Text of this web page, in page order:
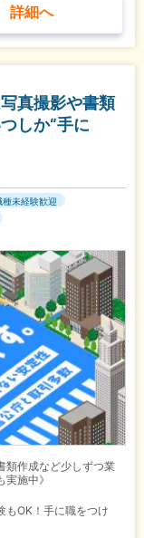
詳細へ
真撮影や書類
しか“手に
種未経験歓迎
類作成など少しずつ業
施中》
もOK！手に職をつけ